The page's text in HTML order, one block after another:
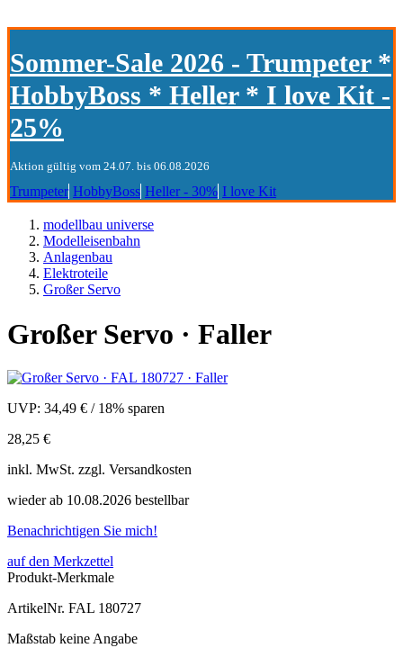
Sommer-Sale 2026 - Trumpeter *
HobbyBoss * Heller * I love Kit -
25%
Aktion gültig vom 24.07. bis 06.08.2026
Trumpeter HobbyBoss Heller - 30% I love Kit
modellbau universe
Modelleisenbahn
Anlagenbau
Elektroteile
Großer Servo
Großer Servo · Faller
UVP: 34,49 € / 18% sparen
28,25 €
inkl. MwSt. zzgl. Versandkosten
wieder ab 10.08.2026 bestellbar
Benachrichtigen Sie mich!
auf den Merkzettel
Produkt-Merkmale
ArtikelNr. FAL 180727
Maßstab keine Angabe